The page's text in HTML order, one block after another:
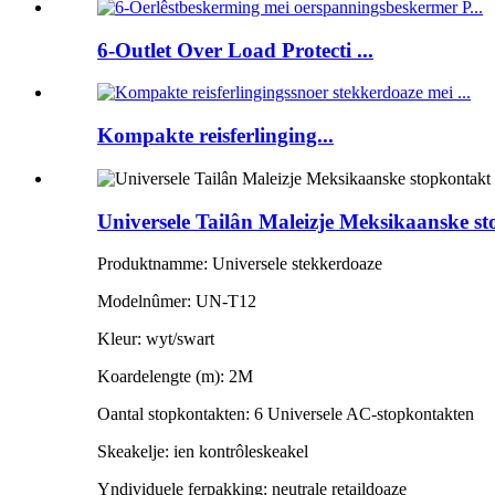
6-Outlet Over Load Protecti ...
Kompakte reisferlinging...
Universele Tailân Maleizje Meksikaanske
Produktnamme: Universele stekkerdoaze
Modelnûmer: UN-T12
Kleur: wyt/swart
Koardelengte (m): 2M
Oantal stopkontakten: 6 Universele AC-stopkontakten
Skeakelje: ien kontrôleskeakel
Yndividuele ferpakking: neutrale retaildoaze